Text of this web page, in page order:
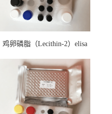
鸡卵磷脂（Lecithin-2）elisa